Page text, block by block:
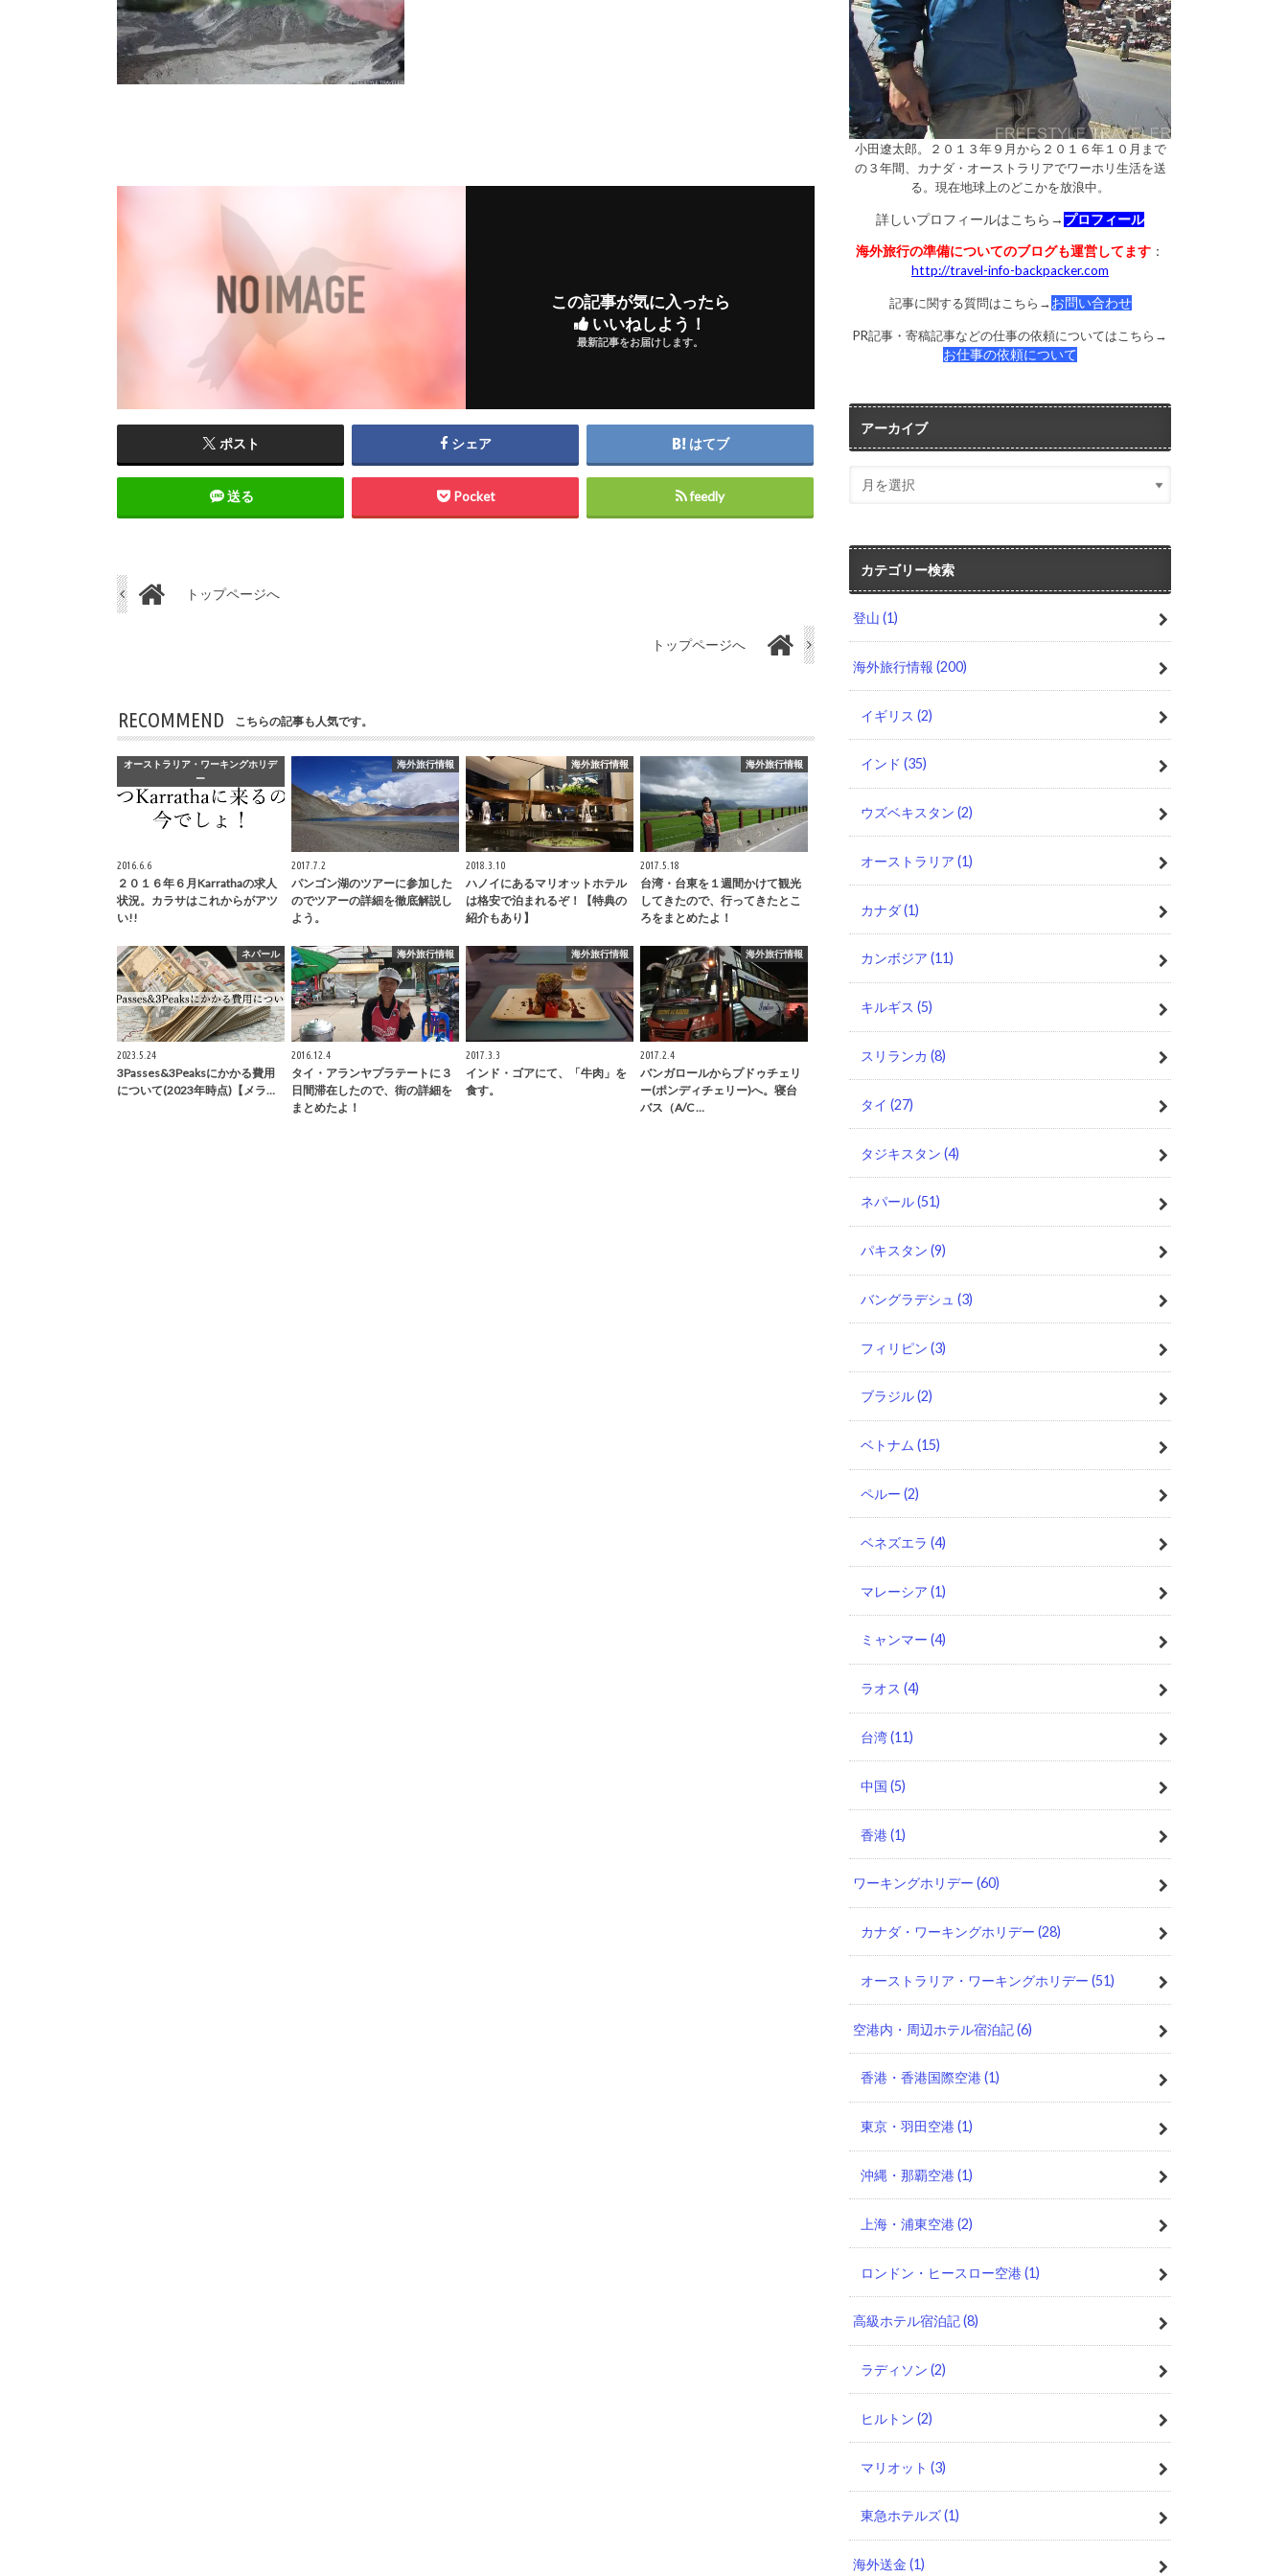
この記事が気に入ったら
いいねしよう！
最新記事をお届けします。
ポスト シェア はてブ
送る Pocket feedly
トップページへ
トップページへ
RECOMMEND こちらの記事も人気です。
オーストラリア・ワーキングホリデ
ー
2016.6.6
２０１６年６月Karrathaの求人
状況。カラサはこれからがアツ
い!!
海外旅行情報
2017.7.2
パンゴン湖のツアーに参加した
のでツアーの詳細を徹底解説し
よう。
海外旅行情報
2018.3.10
ハノイにあるマリオットホテル
は格安で泊まれるぞ！【特典の
紹介もあり】
海外旅行情報
2017.5.18
台湾・台東を１週間かけて観光
してきたので、行ってきたとこ
ろをまとめたよ！
ネパール
2023.5.24
3Passes&3Peaksにかかる費用
について(2023年時点)【メラ…
海外旅行情報
2016.12.4
タイ・アランヤプラテートに３
日間滞在したので、街の詳細を
まとめたよ！
海外旅行情報
2017.3.3
インド・ゴアにて、「牛肉」を
食す。
海外旅行情報
2017.2.4
バンガロールからプドゥチェリ
ー(ポンディチェリー)へ。寝台
バス（A/C …
小田遼太郎。２０１３年９月から２０１６年１０月まで
の３年間、カナダ・オーストラリアでワーホリ生活を送
る。現在地球上のどこかを放浪中。
詳しいプロフィールはこちら→ プロフィール
海外旅行の準備についてのブログも運営してます ：
http://travel-info-backpacker.com
記事に関する質問はこちら→お問い合わせ
PR記事・寄稿記事などの仕事の依頼についてはこちら→
お仕事の依頼について
アーカイブ
カテゴリー検索
登山(1)
海外旅行情報(200)
イギリス (2)
インド (35)
ウズベキスタン (2)
オーストラリア (1)
カナダ(1)
カンボジア (11)
キルギス (5)
スリランカ (8)
タイ (27)
タジキスタン (4)
ネパール(51)
パキスタン (9)
バングラデシュ (3)
フィリピン (3)
ブラジル(2)
ベトナム (15)
ペルー (2)
ベネズエラ (4)
マレーシア (1)
ミャンマー (4)
ラオス (4)
台湾(11)
中国 (5)
香港(1)
ワーキングホリデー(60)
カナダ・ワーキングホリデー (28)
オーストラリア・ワーキングホリデー (51)
空港内・周辺ホテル宿泊記(6)
香港・香港国際空港(1)
東京・羽田空港(1)
沖縄・那覇空港(1)
上海・浦東空港(2)
ロンドン・ヒースロー空港(1)
高級ホテル宿泊記(8)
ラディソン (2)
ヒルトン (2)
マリオット (3)
東急ホテルズ(1)
海外送金(1)